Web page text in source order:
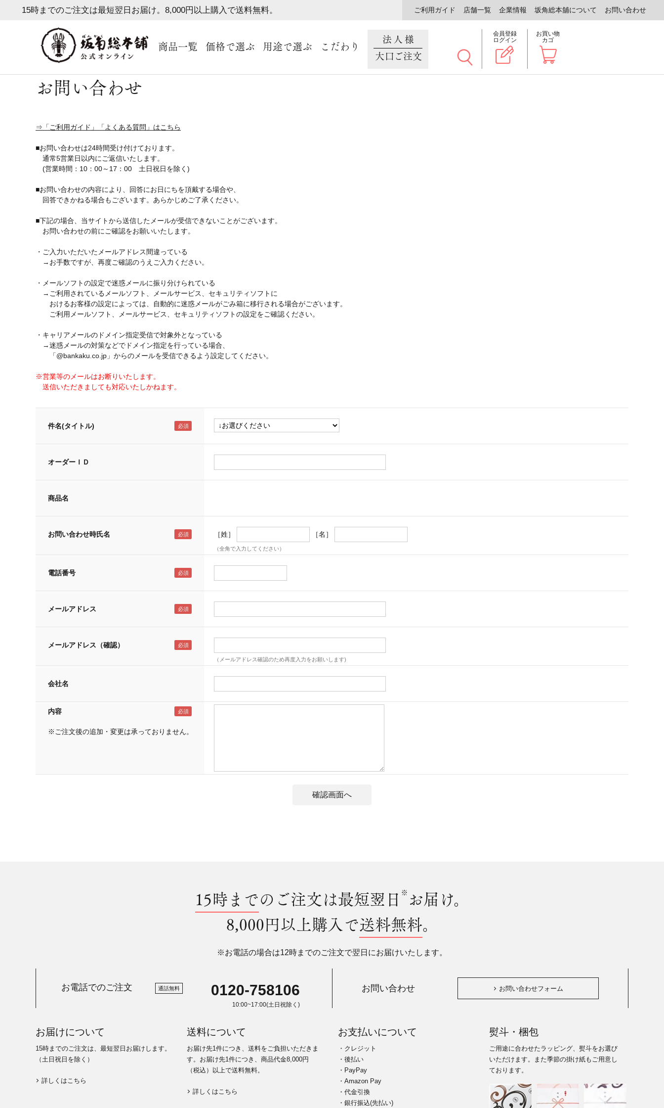
15時までのご注文は最短翌日お届け。8,000円以上購入で送料無料。 ご利用ガイド 店舗一覧 企業情報 坂角総本舖について お問い合わせ
商品一覧 価格で選ぶ 用途で選ぶ こだわり
法人様
大口ご注文
会員登録
ログイン
お買い物
カゴ
お問い合わせ
⇒「ご利用ガイド」「よくある質問」はこちら
■お問い合わせは24時間受け付けております。
通常5営業日以内にご返信いたします。
(営業時間：10：00～17：00 土日祝日を除く)
■お問い合わせの内容により、回答にお日にちを頂戴する場合や、
回答できかねる場合もございます。あらかじめご了承ください。
■下記の場合、当サイトから送信したメールが受信できないことがございます。
お問い合わせの前にご確認をお願いいたします。
・ご入力いただいたメールアドレス間違っている
→お手数ですが、再度ご確認のうえご入力ください。
・メールソフトの設定で迷惑メールに振り分けられている
→ご利用されているメールソフト、メールサービス、セキュリティソフトに
おけるお客様の設定によっては、自動的に迷惑メールがごみ箱に移行される場合がございます。
ご利用メールソフト、メールサービス、セキュリティソフトの設定をご確認ください。
・キャリアメールのドメイン指定受信で対象外となっている
→迷惑メールの対策などでドメイン指定を行っている場合、
「@bankaku.co.jp」からのメールを受信できるよう設定してください。
※営業等のメールはお断りいたします。
送信いただきましても対応いたしかねます。
件名(タイトル)
オーダーＩＤ
商品名
お問い合わせ時氏名 ［姓］ ［名］
（全角で入力してください）
電話番号
メールアドレス
メールアドレス（確認）
（メールアドレス確認のため再度入力をお願いします)
会社名
内容
※ご注文後の追加・変更は承っておりません。
15時までのご注文は最短翌日 ※ お届け。
8,000円以上購入で送料無料。
※お電話の場合は12時までのご注文で翌日にお届けいたします。
お電話でのご注文 通話無料 0120-758106
10:00~17:00(土日祝除く)
お問い合わせ お問い合わせフォーム
お届けについて
15時までのご注文は、最短翌日お届けします。
（土日祝日を除く）
詳しくはこちら
送料について
お届け先1件につき、送料をご負担いただきま
す。お届け先1件につき、商品代金8,000円
（税込）以上で送料無料。
詳しくはこちら
お支払いについて
・クレジット
・後払い
・PayPay
・Amazon Pay
・代金引換
・銀行振込(先払い)
熨斗・梱包
ご用途に合わせたラッピング、熨斗をお選び
いただけます。また季節の掛け紙もご用意し
ております。